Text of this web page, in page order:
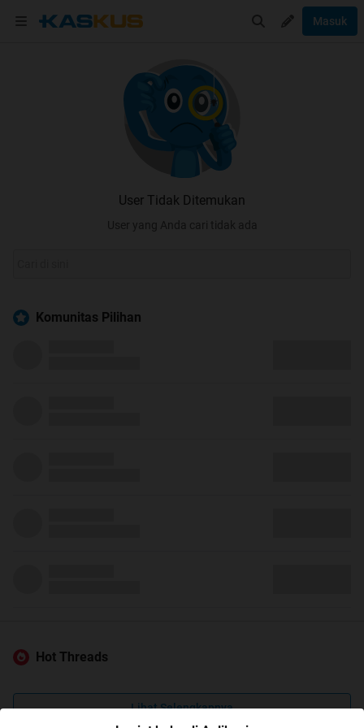
Masuk
User Tidak Ditemukan
User yang Anda cari tidak ada
Komunitas Pilihan
Hot Threads
Lihat Selengkapnya